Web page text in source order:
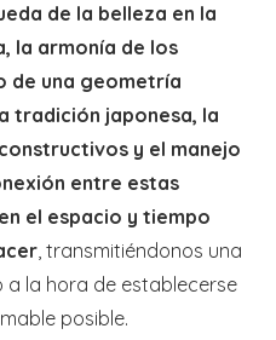
de la belleza en la
la armonía de los
de una geometría
tradición japonesa, la
y el manejo
entre estas
el espacio y tiempo
, transmitiéndonos una
a la hora de establecerse
posible.